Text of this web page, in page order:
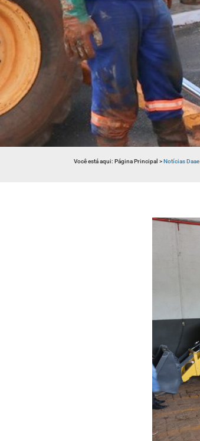
Você está aqui:Página Principal>Notícias Daae